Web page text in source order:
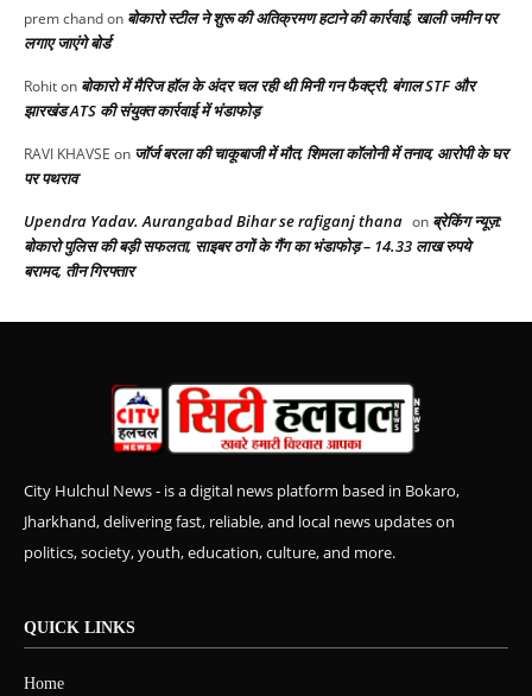
prem chandon बोकारो स्टील ने शुरू की अतिक्रमण हटाने की कार्रवाई, खाली जमीन पर
लगाए जाएंगे बोर्ड
Rohiton बोकारो में मैरिज हॉल के अंदर चल रही थी मिनी गन फैक्ट्री, बंगाल STF और
झारखंड ATS की संयुक्त कार्रवाई में भंडाफोड़
RAVI KHAVSE on जॉर्ज बरला की चाकूबाजी में मौत, शिमला कॉलोनी में तनाव, आरोपी के घर
पर पथराव
Upendra Yadav. Aurangabad Bihar se rafiganj thana on ब्रेकिंग न्यूज़:
बोकारो पुलिस की बड़ी सफलता, साइबर ठगों के गैंग का भंडाफोड़ – 14.33 लाख रुपये
बरामद, तीन गिरफ्तार
City Hulchul News - is a digital news platform based in Bokaro,
Jharkhand, delivering fast, reliable, and local news updates on
politics, society, youth, education, culture, and more.
QUICK LINKS
Home